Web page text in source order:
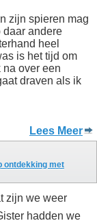
zijn spieren mag
daar andere
heel
is het tijd om
over een
draven als ik
Lees Meer
ontdekking met
zijn we weer
hadden we